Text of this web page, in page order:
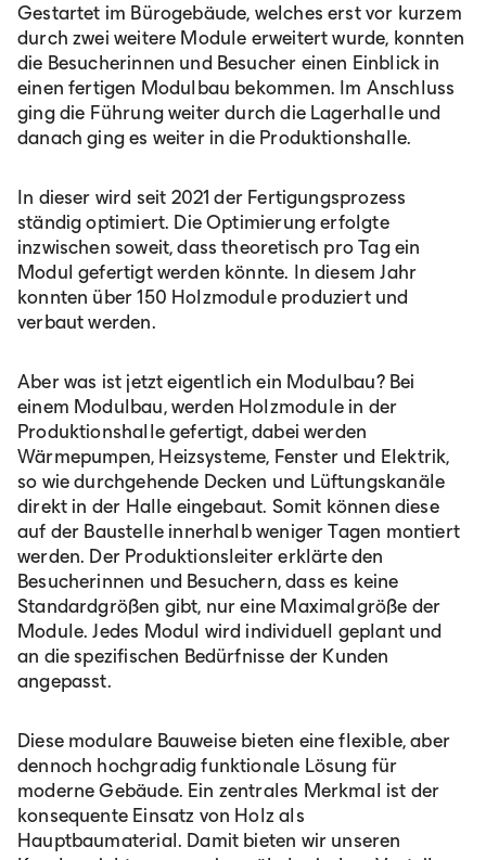
Gestartet im Bürogebäude, welches erst vor kurzem
durch zwei weitere Module erweitert wurde, konnten
die Besucherinnen und Besucher einen Einblick in
einen fertigen Modulbau bekommen. Im Anschluss
ging die Führung weiter durch die Lagerhalle und
danach ging es weiter in die Produktionshalle.
In dieser wird seit 2021 der Fertigungsprozess
ständig optimiert. Die Optimierung erfolgte
inzwischen soweit, dass theoretisch pro Tag ein
Modul gefertigt werden könnte. In diesem Jahr
konnten über 150 Holzmodule produziert und
verbaut werden.
Aber was ist jetzt eigentlich ein Modulbau? Bei
einem Modulbau, werden Holzmodule in der
Produktionshalle gefertigt, dabei werden
Wärmepumpen, Heizsysteme, Fenster und Elektrik,
so wie durchgehende Decken und Lüftungskanäle
direkt in der Halle eingebaut. Somit können diese
auf der Baustelle innerhalb weniger Tagen montiert
werden. Der Produktionsleiter erklärte den
Besucherinnen und Besuchern, dass es keine
Standardgrößen gibt, nur eine Maximalgröße der
Module. Jedes Modul wird individuell geplant und
an die spezifischen Bedürfnisse der Kunden
angepasst.
Diese modulare Bauweise bieten eine flexible, aber
dennoch hochgradig funktionale Lösung für
moderne Gebäude. Ein zentrales Merkmal ist der
konsequente Einsatz von Holz als
Hauptbaumaterial. Damit bieten wir unseren